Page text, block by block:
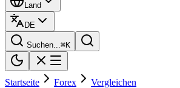
Land
DE
Suchen...⌘K
Startseite Forex Vergleichen